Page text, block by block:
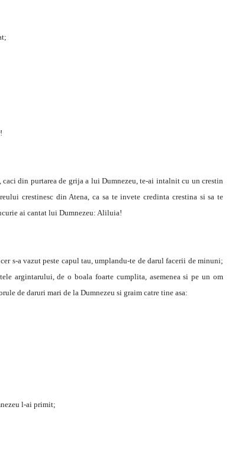
din purtarea de grija a lui Dumnezeu, te-ai intalnit cu un crestin
crestinesc din Atena, ca sa te invete credinta crestina si sa te
ai cantat lui Dumnezeu: Aliluia!
s-a vazut peste capul tau, umplandu-te de darul facerii de minuni;
argintarului, de o boala foarte cumplita, asemenea si pe un om
de daruri mari de la Dumnezeu si graim catre tine asa:
l-ai primit;